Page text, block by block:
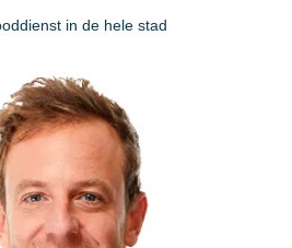
in de hele stad